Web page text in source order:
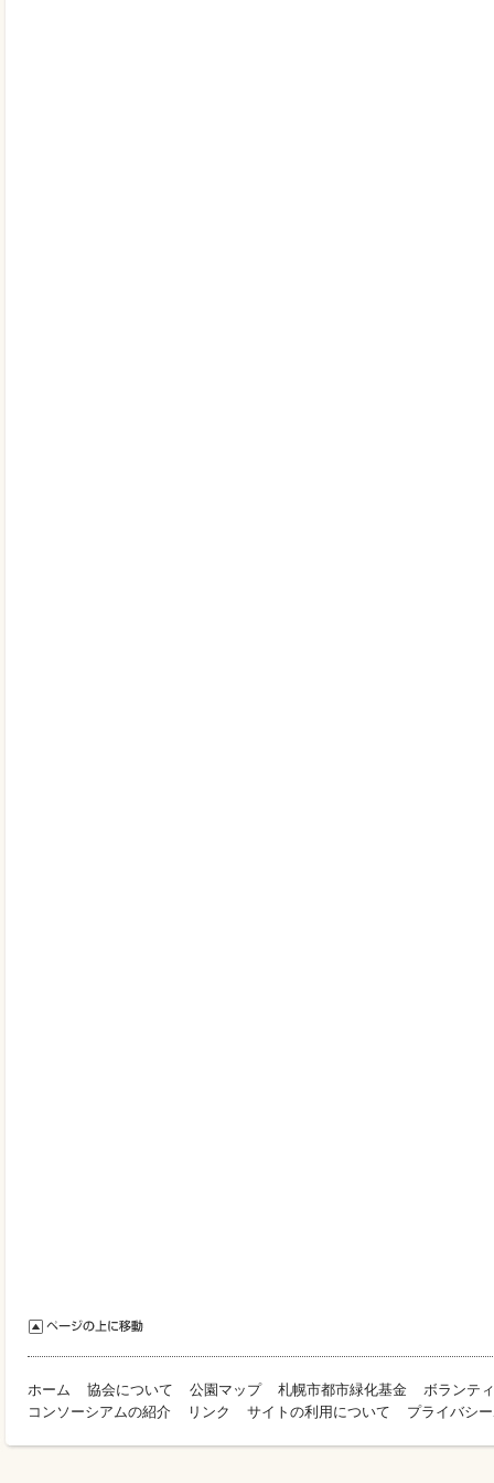
ホーム 協会について 公園マップ 札幌市都市緑化基金
ボランテ
コンソーシアムの紹介
リンク サイトの利用について プライバシ